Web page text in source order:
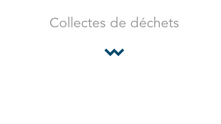
Collectes de déchets